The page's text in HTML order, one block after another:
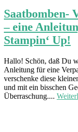
Saatbomben-
– eine
Stampin‘ Up!
Hallo! Schön, daß Du
Anleitung für eine
verschenke diese
und mit ein bisschen
Überraschung....